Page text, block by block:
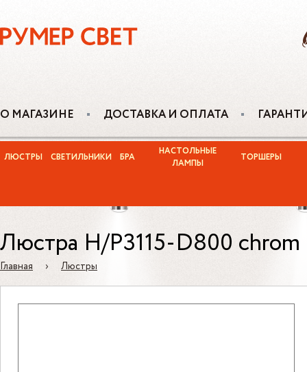
О МАГАЗИНЕ ДОСТАВКА И ОПЛАТА
ЛЮСТРЫ СВЕТИЛЬНИКИ БРА
НАСТОЛЬНЫЕ
ЛАМПЫ
ТОРШЕРЫ
Люстра H/P3115-D800 chrom
Главная › Люстры